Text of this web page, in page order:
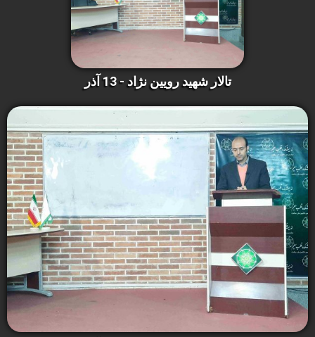
تالار شهید رویین نژاد - 13 آذر